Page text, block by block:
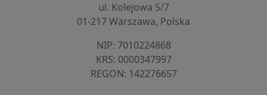
ul. Kolejowa 5/7
01-217 Warszawa, Polska
NIP: ⁠7010224868
KRS: ⁠0000347997
REGON: ⁠142276657